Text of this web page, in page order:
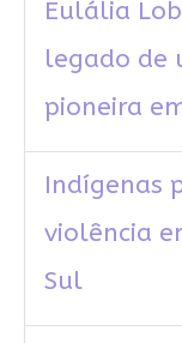
Eulália
legado de
pioneira
Indígenas
violência
Sul